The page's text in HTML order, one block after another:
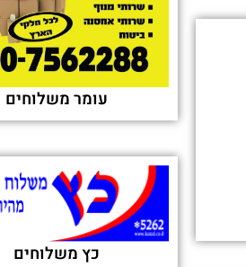
Walmart quietly introduces
What It Takes to Get Lunch